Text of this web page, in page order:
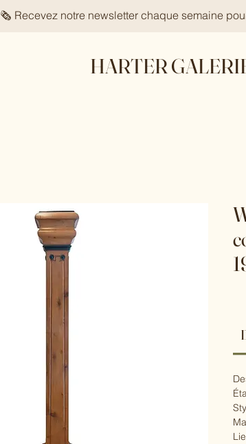
🗞️ Recevez notre newsletter chaque semaine
HARTER